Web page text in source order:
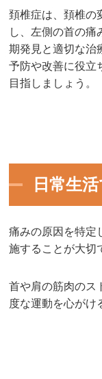
頚椎症は、頚椎の
し、左側の首の痛
期発見と適切な治
予防や改善に役立
目指しましょう。
日常生
痛みの原因を特定
施することが大切
首や肩の筋肉のス
度な運動を心がけ